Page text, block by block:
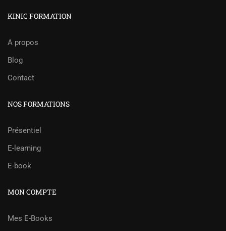
KINIC FORMATION
A propos
Blog
Contact
NOS FORMATIONS
Présentiel
E-learning
E-book
MON COMPTE
Mes E-Books